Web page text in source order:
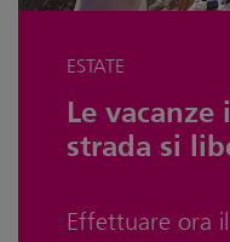
ESTATE
Le
strada si
Effettuare ora